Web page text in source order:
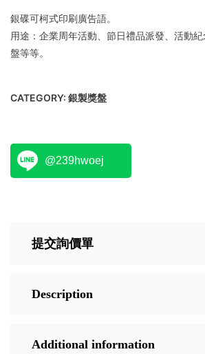
銀碟可柯式印刷廣告語。
用途：企業周年活動、節日禮品派發、活動
盤等等。
CATEGORY: 銀製獎盤
@239hwoej
提交詢價單
Description
Additional information